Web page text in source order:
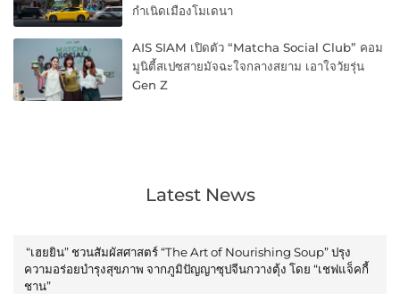
กำเนิดเมืองโมเดนา
AIS SIAM เปิดตัว “Matcha Social Club” คอม
มูนิตี้สเปซสายมัจฉะใจกลางสยาม เอาใจวัยรุ่น
Gen Z
Latest News
“เฮยยิน” ชวนสัมผัสศาสตร์ “The Art of Nourishing Soup” ปรุง
ความอร่อยบำรุงสุขภาพ จากภูมิปัญญาซุปจีนกวางตุ้ง โดย “เชฟแจ็คกี้
ชาน”